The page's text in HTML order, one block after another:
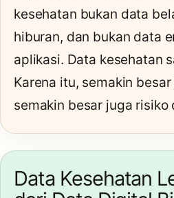
kesehatan bukan data
hiburan, dan bukan data
aplikasi. Data kesehatan
Karena itu, semakin
semakin besar juga risiko
Data Kesehatan